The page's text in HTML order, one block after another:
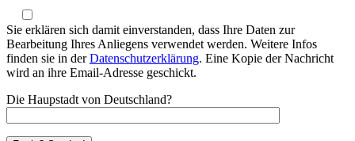
Sie erklären sich damit einverstanden, dass Ihre Daten zur
Bearbeitung Ihres Anliegens verwendet werden. Weitere Infos
finden sie in derDatenschutzerklärung. Eine Kopie der Nachricht
wird an ihre Email-Adresse geschickt.
Die Haupstadt von Deutschland?